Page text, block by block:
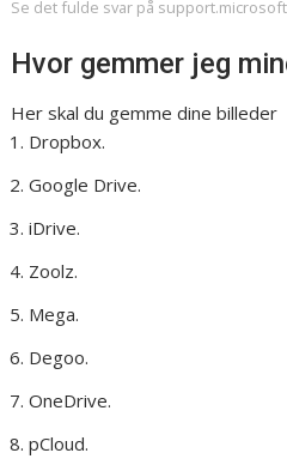
Se det fulde svar på
Hvor gemmer jeg
Her skal du gemme dine billeder
Dropbox.
Google Drive.
iDrive.
Zoolz.
Mega.
Degoo.
OneDrive.
pCloud.